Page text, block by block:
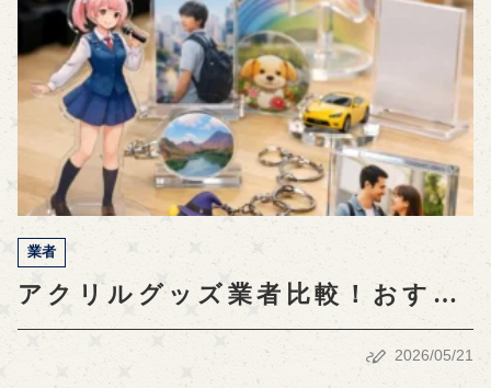
業者
アクリルグッズ業者比較！おすす
め製作会社と選び方ガイド
2026/05/21